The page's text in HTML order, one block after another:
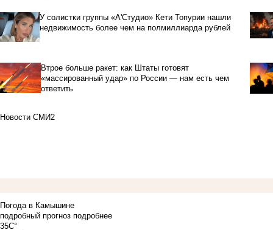
У солистки группы «А'Студио» Кети Топурии нашли
недвижимость более чем на полмиллиарда рублей
Втрое больше ракет: как Штаты готовят
«массированный удар» по России — нам есть чем
ответить
Новости СМИ2
Погода в Камышине
подробный прогноз подробнее
35C°